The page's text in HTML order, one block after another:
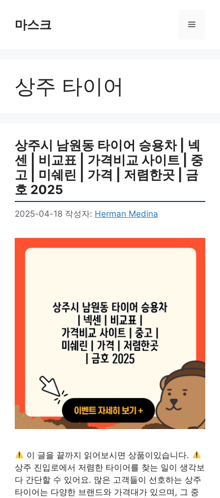
마스크 메
상주 타이어
상주시 남원동 타이어 승용차 | 넥
센 | 비교표 | 가격비교 사이트 | 중
고 | 미쉐린 | 가격 | 저렴한곳 | 금
호 2025
2025-04-18 작성자: Herman Medina
이 글을 끝까지 읽어보시면 상품이있습니다.
상주 진입로에서 저렴한 타이어를 찾는 일이 생각보
다 간단할 수 있어요. 많은 고객들이 선호하는 상주
타이어는 다양한 브랜드와 가격대가 있으며, 그 중